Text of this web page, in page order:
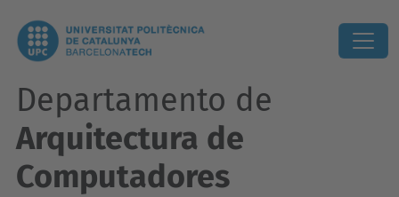
Departamento de
Arquitectura de
Computadores